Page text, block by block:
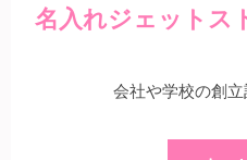
名入れジェットス
会社や学校の創